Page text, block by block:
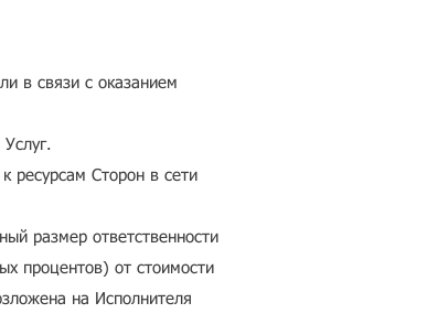
в связи с оказанием
ресурсам Сторон в сети
размер ответственности
процентов) от стоимости
на Исполнителя